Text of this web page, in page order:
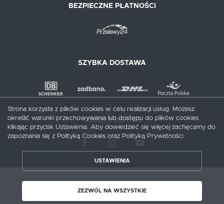
BEZPIECZNE PŁATNOŚCI
SZYBKA DOSTAWA
DOŁĄCZ DO NAS
Copyright by meblecentrum.com.pl
Strona korzysta z plików cookies w celu realizacji usług. Możesz
określić warunki przechowywania lub dostępu do plików cookies
klikając przycisk Ustawienia. Aby dowiedzieć się więcej zachęcamy do
zapoznania się z Polityką Cookies oraz Polityką Prywatności.
USTAWIENIA
ZEZWÓL NA WSZYSTKIE
ZAPISZ WYBRANE